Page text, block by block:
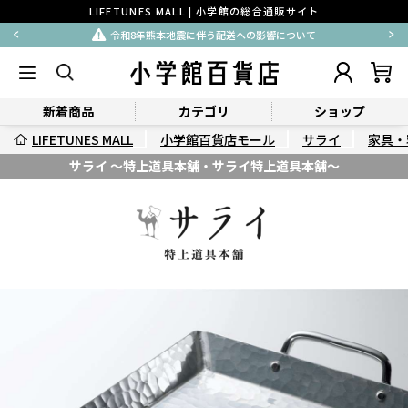
LIFETUNES MALL | 小学館の総合通販サイト
年熊本地震に伴う配送への影響について
払
新着商品 カテゴリ
ショップ
LIFETUNES MALL
小学館百貨店モール サライ
家具
サライ ～特上道具本舗・サライ特上道具本舗～